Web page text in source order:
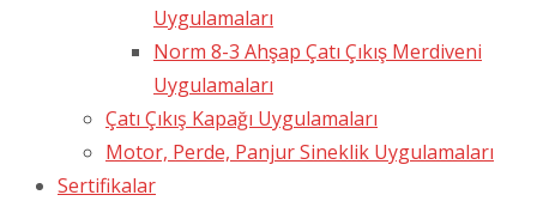
Uygulamaları
Norm 8-3 Ahşap Çatı Çıkış Merdiveni
Uygulamaları
Çatı Çıkış Kapağı Uygulamaları
Motor, Perde, Panjur Sineklik Uygulamaları
Sertifikalar